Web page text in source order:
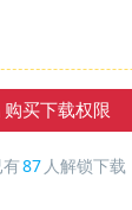
购买下载权限
有87 人解锁下载